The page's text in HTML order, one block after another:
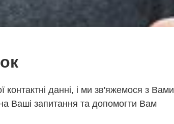
контактні данні, і ми зв'яжемося з Вами
Ваші запитання та допомогти Вам